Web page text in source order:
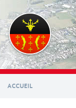
contenu
principal
ACCUEIL